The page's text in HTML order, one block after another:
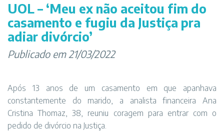
UOL – ‘Meu ex não aceitou fim do
casamento e fugiu da Justiça pra
adiar divórcio’
Publicado em 21/03/2022
Após 13 anos de um casamento em que apanhava
constantemente do marido, a analista financeira Ana
Cristina Thomaz, 38, reuniu coragem para entrar com o
pedido de divórcio na Justiça.